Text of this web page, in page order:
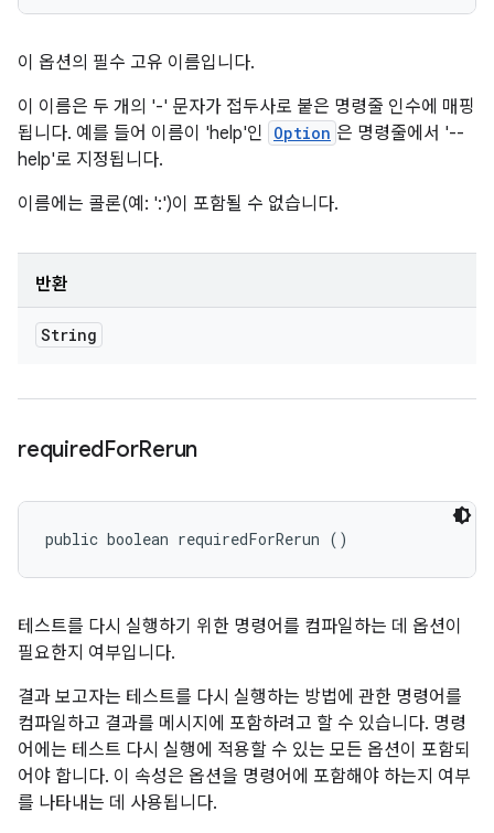
이 옵션의 필수 고유 이름입니다.
이 이름은 두 개의 '-' 문자가 접두사로 붙은 명령줄 인수에 매핑
됩니다. 예를 들어 이름이 'help'인
Option 은 명령줄에서 '--
help'로 지정됩니다.
이름에는 콜론(예: ':')이 포함될 수 없습니다.
반환
String
requiredForRerun
public boolean requiredForRerun ()
테스트를 다시 실행하기 위한 명령어를 컴파일하는 데 옵션이
필요한지 여부입니다.
결과 보고자는 테스트를 다시 실행하는 방법에 관한 명령어를
컴파일하고 결과를 메시지에 포함하려고 할 수 있습니다. 명령
어에는 테스트 다시 실행에 적용할 수 있는 모든 옵션이 포함되
어야 합니다. 이 속성은 옵션을 명령어에 포함해야 하는지 여부
를 나타내는 데 사용됩니다.